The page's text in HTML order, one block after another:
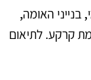
בנייני האומה,
קומת קרקע. לתיאום